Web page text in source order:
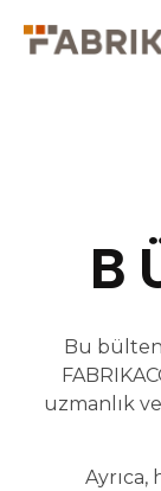
Bu
uzmanlık